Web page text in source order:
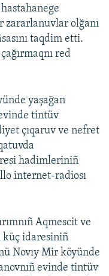
zararlanuvlar olğanı
taqdim etti.
red
yaşağan
tintüv
çıqaruv ve nefret
hadimleriniñ
internet-radiosı
Aqmescit ve
küç idaresiniñ
Novıy Mir köyünde
evinde tintüv